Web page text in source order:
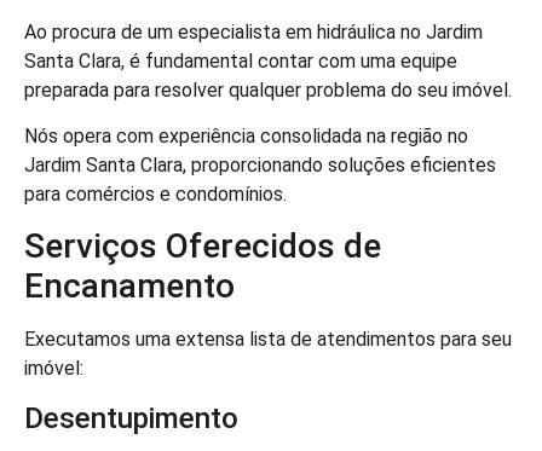
Ao procura de um especialista em hidráulica no Jardim
Santa Clara, é fundamental contar com uma equipe
preparada para resolver qualquer problema do seu imóvel.
Nós opera com experiência consolidada na região no
Jardim Santa Clara, proporcionando soluções eficientes
para comércios e condomínios.
Serviços Oferecidos de
Encanamento
Executamos uma extensa lista de atendimentos para seu
imóvel:
Desentupimento